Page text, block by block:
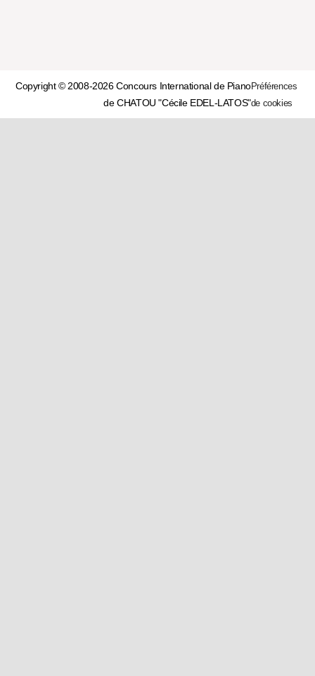
Copyright © 2008-2026 Concours International de Piano
de CHATOU "Cécile EDEL-LATOS"
Préférences
de cookies